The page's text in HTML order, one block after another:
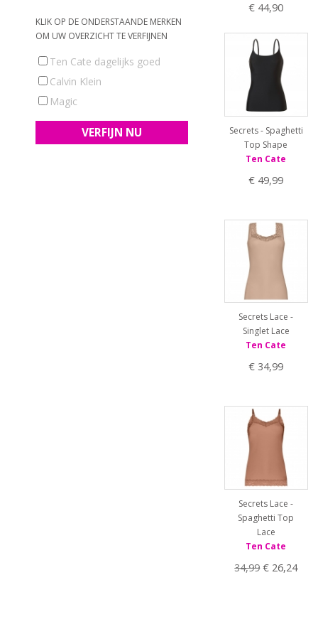
KLIK OP DE ONDERSTAANDE MERKEN
OM UW OVERZICHT TE VERFIJNEN
Ten Cate dagelijks goed
Calvin Klein
Magic
€ 44,90
Secrets - Spaghetti
Top Shape
Ten Cate
€ 49,99
Secrets Lace -
Singlet Lace
Ten Cate
€ 34,99
Secrets Lace -
Spaghetti Top
Lace
Ten Cate
34,99€ 26,24